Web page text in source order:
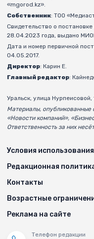
«mgorod.kz».
Собственник: ТОО
Свидетельство о
28.04.2023 года, выдано
Дата и номер первичной
04.05.2017.
Директор: Карин Е.
Главный редактор:
Уральск, улица
Материалы, опубликованные
«Новости компаний»,
Ответственность за них
Условия
Редакционная
Контакты
Возрастные
Реклама на сайте
Телефон редакции